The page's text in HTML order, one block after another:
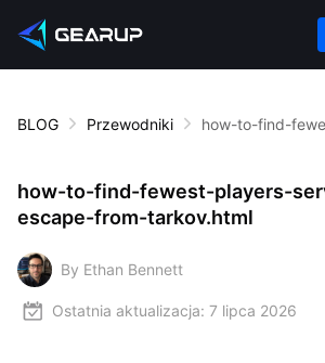
BLOG Przewodniki
how-to-find-fewest-players-
escape-from-tarkov.html
By Ethan Bennett
Ostatnia aktualizacja: 7 lipca 2026